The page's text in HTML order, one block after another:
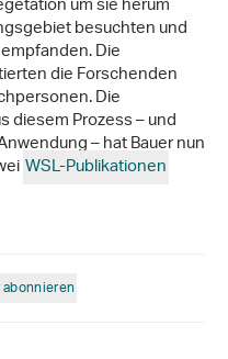
besuchten und
Die
die Forschenden
Die
diesem Prozess – und
– hat Bauer nun
WSL-Publikationen